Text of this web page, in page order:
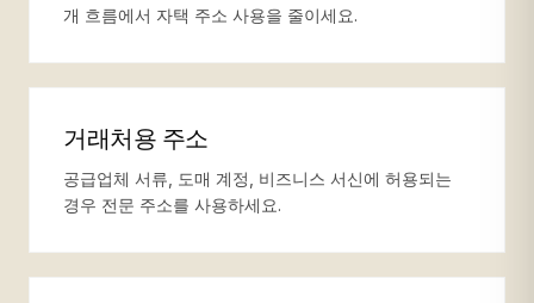
개 흐름에서 자택 주소 사용을 줄이세요.
거래처용 주소
공급업체 서류, 도매 계정, 비즈니스 서신에 허용되는
경우 전문 주소를 사용하세요.